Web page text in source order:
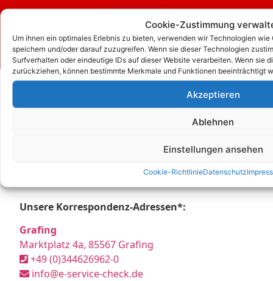
Cookie-Zustimmung
Um ihnen ein optimales Erlebnis zu bieten, verwenden wir Technologien
speichern und/oder darauf zuzugreifen. Wenn sie dieser Technologien
Surfverhalten oder eindeutige IDs auf dieser Website verarbeiten. Wenn sie
zurückziehen, können bestimmte Merkmale und Funktionen beeinträchtigt
Akzeptieren
Ablehnen
Einstellungen ansehen
Cookie-RichtlinieDatenschutz
Kontakt
Unsere Korrespondenz-Adressen*:
Grafing
Marktplatz 4a, 85567 Grafing
+49 (0)344626962-0
info@e-service-check.de